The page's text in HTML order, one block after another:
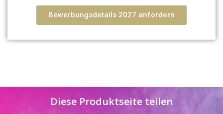
Bewerbungsdetails 2027 anfordern
Diese Produktseite teilen